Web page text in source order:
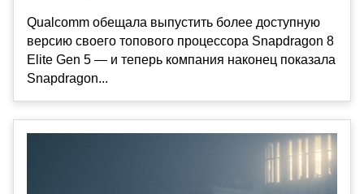
Qualcomm обещала выпустить более доступную
версию своего топового процессора Snapdragon 8
Elite Gen 5 — и теперь компания наконец показала
Snapdragon...